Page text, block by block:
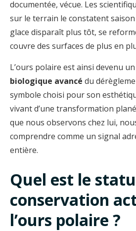
documentée, vécue. Les
sur le terrain le constatent saison
glace disparaît plus tôt, se
couvre des surfaces de plus en
L’ours polaire est ainsi devenu un
biologique avancé du
symbole choisi pour son
vivant d’une transformation
que nous observons chez lui,
comprendre comme un signal
entière.
Quel est le
conservation
l’ours polaire ?